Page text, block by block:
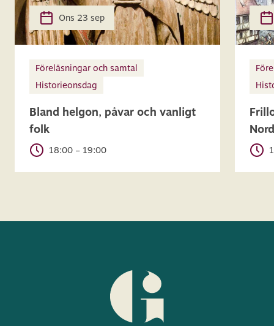
Ons 23 sep
Föreläsningar och samtal
Historieonsdag
Bland helgon, påvar och vanligt
folk
18:00 – 19:00